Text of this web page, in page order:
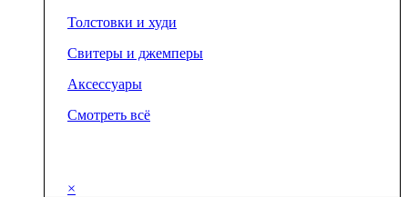
Толстовки и худи
Свитеры и джемперы
Аксессуары
Смотреть всё
×